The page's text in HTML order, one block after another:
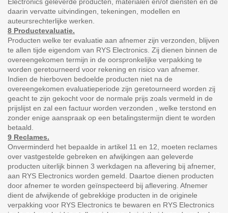
daarin vervatte uitvindingen, tekeningen, modellen en
auteursrechterlijke werken.
8 Productevaluatie.
Producten welke ter evaluatie aan afnemer zijn verzonden, blijven
te allen tijde eigendom van RYS Electronics. Zij dienen binnen de
overeengekomen termijn in de oorspronkelijke verpakking te
worden geretourneerd voor rekening en risico van afnemer.
Indien de hierboven bedoelde producten niet na de
overeengekomen evaluatieperiode zijn geretourneerd worden zij
geacht te zijn gekocht voor de normale prijs zoals vermeld in de
prijslijst en zal een factuur worden verzonden , welke terstond en
zonder enige aanspraak op een betalingstermijn dient te worden
betaald.
9 Reclames.
Onverminderd het bepaalde in artikel 11 en 12, moeten reclames
over vastgestelde gebreken en afwijkingen aan geleverde
producten uiterlijk binnen 3 werkdagen na aflevering bij afnemer,
aan RYS Electronics worden gemeld. Daartoe dienen producten
door afnemer te worden geïnspecteerd bij aflevering. Afnemer
dient de afwijkende of gebrekkige producten in de originele
verpakking voor RYS Electronics te bewaren en RYS Electronics